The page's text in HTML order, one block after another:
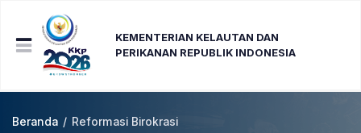
KEMENTERIAN KELAUTAN DAN
PERIKANAN REPUBLIK INDONESIA
Beranda / Reformasi Birokrasi